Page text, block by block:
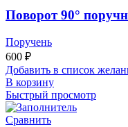
Поворот 90°
Поручень
600 ₽
Добавить в список
В корзину
Быстрый просмотр
Сравнить